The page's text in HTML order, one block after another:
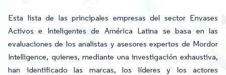
Esta lista de las principales empresas del sector Envases
Activos e Inteligentes de América Latina se basa en las
evaluaciones de los analistas y asesores expertos de Mordor
Intelligence, quienes, mediante una investigación exhaustiva,
han identificado las marcas, los líderes y los actores